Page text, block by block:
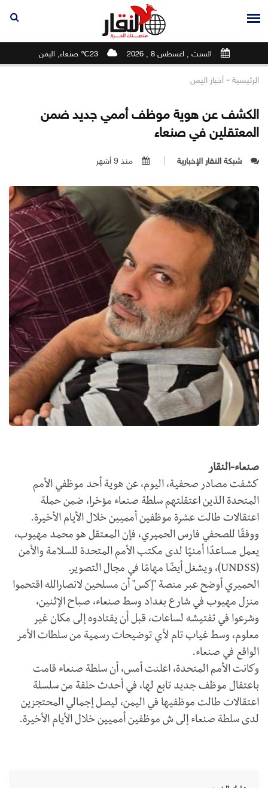
السبت , اغسطس 8 , 2026 23℃ صنعاء, اليمن
الرئيسية - أخبار اليمن
الكشف عن هوية موظف أممي جديد ضمن
المعتقلين في صنعاء
شبكة النقار الإخبارية منذ 9 أشهر
صنعاء-النقار
كشفت مصادر صحفية، اليوم، عن هوية أحد موظفي الأمم
المتحدة الذين اعتقلتهم سلطة صنعاء مؤخرا، ضمن حملة
اعتقالات طالت عشرة موظفين أمميين خلال الأيام الأخيرة.
ووفقًا للصحفي فارس الحميري، فإن المعتقل هو محمد مهيوب،
يعمل مساعدًا أمنيًا لدى مكتب الأمم المتحدة للسلامة والأمن
(UNDSS)، ويشغل أيضًا مهامًا في مجال التصوير.
الحميري أوضح عبر منصة "إكس" أن مسلحين لانصارالله اقتحموا
منزل مهيوب في شارع بغداد وسط صنعاء، صباح الإثنين،
وشرعوا في تفتيشه لساعات، قبل أن يقتادوه إلى مكان غير
معلوم، وسط غياب تام لأي توضيحات رسمية من سلطات الأمر
الواقع في صنعاء.
وكانت الأمم المتحدة، اعلنت أمس، أن سلطة صنعاء قامت
باعتقال موظف جديد تابع لها، في أحدث حلقة من سلسلة
اعتقالات طالت موظفيها في اليمن، ليصل إجمالي المحتجزين
لدى سلطة صنعاء إلى ش موظفين أمميين خلال الأيام الأخيرة.